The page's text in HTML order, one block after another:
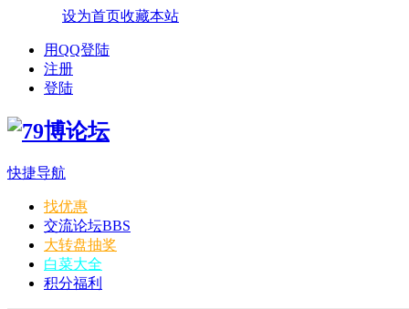
设为首页收藏本站
用QQ登陆
注册
登陆
快捷导航
找优惠
交流论坛BBS
大转盘抽奖
白菜大全
积分福利